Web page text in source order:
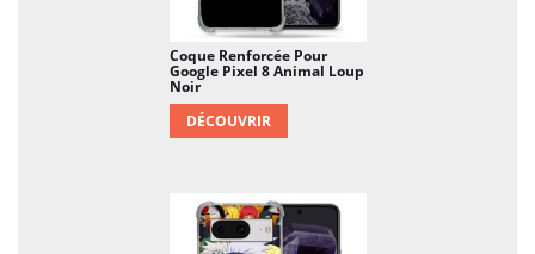
Coque Renforcée Pour
Google Pixel 8 Animal Loup
Noir
DÉCOUVRIR